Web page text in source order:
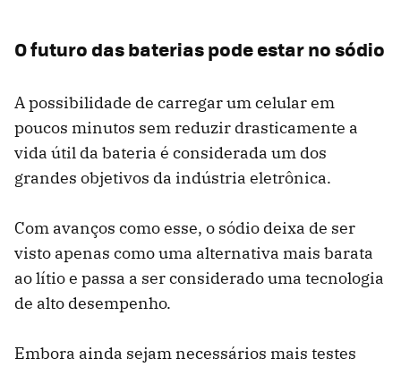
O futuro das baterias pode estar no sódio
A possibilidade de carregar um celular em
poucos minutos sem reduzir drasticamente a
vida útil da bateria é considerada um dos
grandes objetivos da indústria eletrônica.
Com avanços como esse, o sódio deixa de ser
visto apenas como uma alternativa mais barata
ao lítio e passa a ser considerado uma tecnologia
de alto desempenho.
Embora ainda sejam necessários mais testes